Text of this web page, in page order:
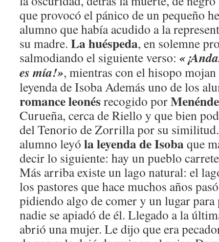
que provocó el pánico de un pequeño
alumno que había acudido a la
su madre. La huéspeda, en solemne
salmodiando el siguiente verso:
es mía!», mientras con el hisopo
leyenda de Isoba Además uno de los
romance leonésrecogido por
Curueña, cerca de Riello y que bien
del Tenorio de Zorrilla por su
alumno leyó la leyenda de Isobaque
decir lo siguiente: hay un pueblo
Más arriba existe un lago natural: el
los pastores que hace muchos años
pidiendo algo de comer y un lugar para
nadie se apiadó de él. Llegado a la
abrió una mujer. Le dijo que era